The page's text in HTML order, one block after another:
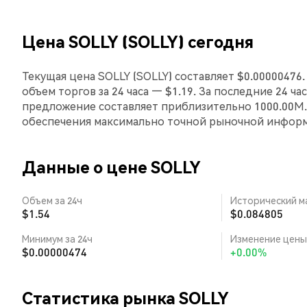
Цена SOLLY (SOLLY) сегодня
Текущая цена SOLLY (SOLLY) составляет
объем торгов за 24 часа — $1.19. За последние 24
предложение составляет приблизительно
обеспечения максимально точной рыночной
Данные о цене SOLLY
Объем за 24ч
$1.54
Исторический
$0.084805
Минимум за 24ч
$0.00000474
Изменение цены
+0.00%
Статистика рынка SOLLY